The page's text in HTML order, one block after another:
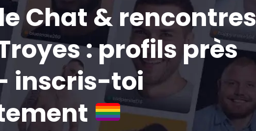
Chat & rencontres
: profils près
inscris-toi